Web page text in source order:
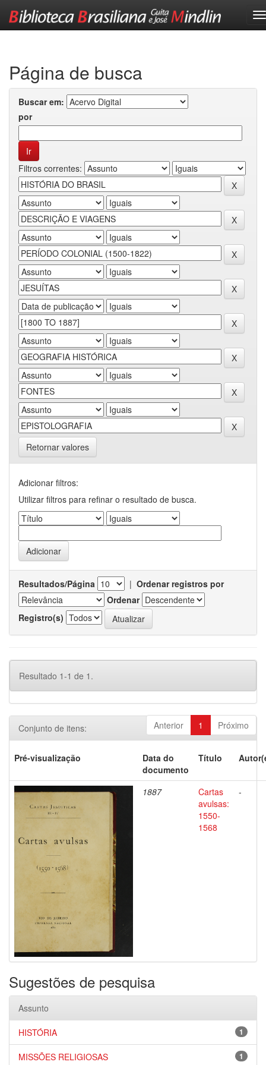
Página de busca
Buscar em:
por
Filtros correntes:
Retornar valores
Adicionar filtros:
Utilizar filtros para refinar o resultado de busca.
Resultados/Página | Ordenar registros por
Ordenar
Registro(s)
Resultado 1-1 de 1.
Anterior 1 Próximo
Conjunto de itens:
Pré-visualização
Data do
documento
Título
1887
Cartas
avulsas:
1550-
1568
-
Sugestões de pesquisa
Assunto
1
HISTÓRIA
1
MISSÕES RELIGIOSAS